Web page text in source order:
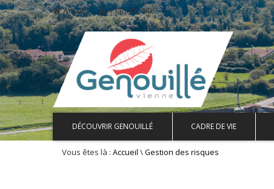
Accueil Plan de site
DÉCOUVRIR GENOUILLÉ CADRE DE VIE
Vous êtes là : Accueil \Gestion des risques